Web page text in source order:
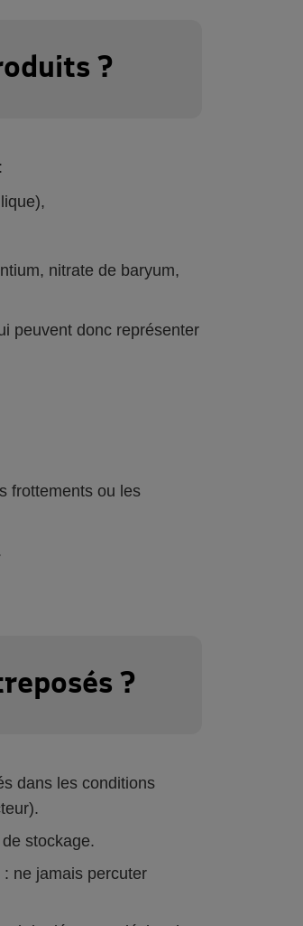
?
nitrate de baryum,
peuvent donc représenter
frottements ou les
?
dans les conditions
stockage.
ne jamais percuter